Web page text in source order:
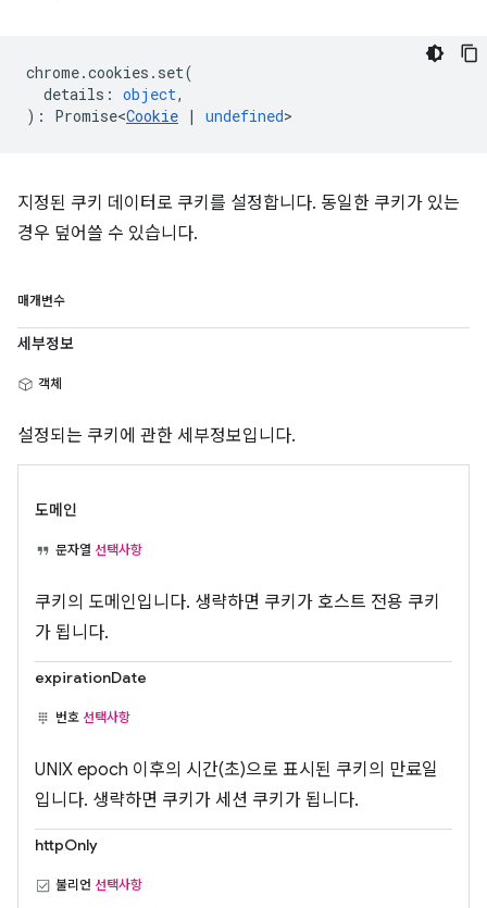
chrome.cookies . set(
details : object,
) : Promise<Cookie | undefined>
지정된 쿠키 데이터로 쿠키를 설정합니다. 동일한 쿠키가 있는
경우 덮어쓸 수 있습니다.
매개변수
세부정보
객체
설정되는 쿠키에 관한 세부정보입니다.
도메인
문자열 선택사항
쿠키의 도메인입니다. 생략하면 쿠키가 호스트 전용 쿠키
가 됩니다.
expirationDate
번호 선택사항
UNIX epoch 이후의 시간(초)으로 표시된 쿠키의 만료일
입니다. 생략하면 쿠키가 세션 쿠키가 됩니다.
httpOnly
불리언 선택사항